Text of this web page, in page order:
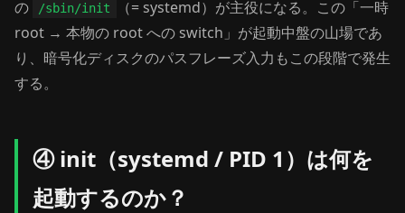
の /sbin/init
（= systemd）が主役になる。この「一時
root → 本物の root への switch」が起動中盤の山場であ
り、暗号化ディスクのパスフレーズ入力もこの段階で発生
する。
④ init（systemd / PID 1）は何を
起動するのか？